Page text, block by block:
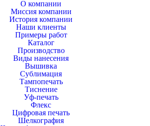
О компании
Миссия компании
История компании
Наши клиенты
Примеры работ
Каталог
Производство
Виды нанесения
Вышивка
Сублимация
Тампопечать
Тиснение
Уф-печать
Флекс
Цифровая печать
Шелкография